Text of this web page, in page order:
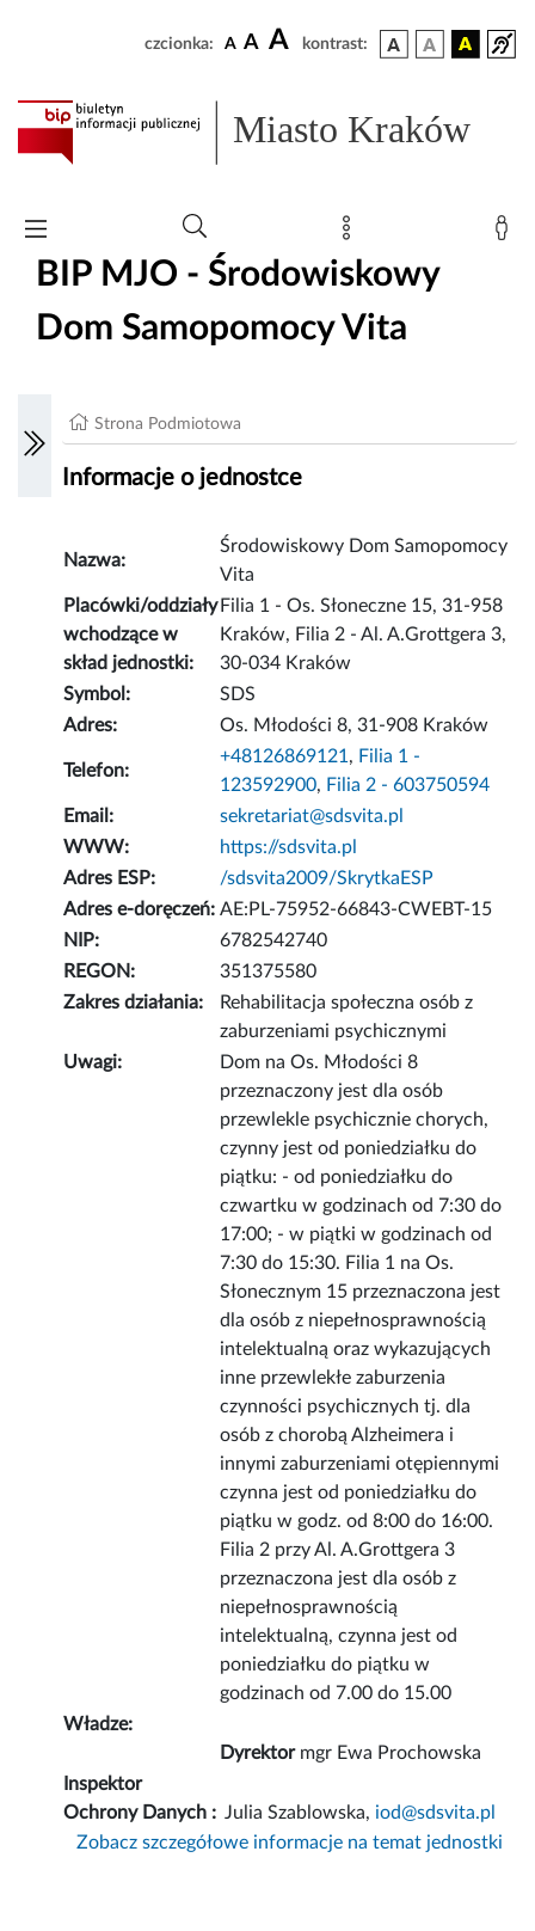
czcionka: A A A kontrast:
Miasto Kraków
BIP MJO - Środowiskowy
Dom Samopomocy Vita
Strona Podmiotowa
Informacje o jednostce
Nazwa:
Środowiskowy Dom Samopomocy
Vita
Placówki/oddziały
wchodzące w
skład jednostki:
Filia 1 - Os. Słoneczne 15, 31-958
Kraków, Filia 2 - Al. A.Grottgera 3,
30-034 Kraków
Symbol:
SDS
Adres:
Os. Młodości 8, 31-908 Kraków
Telefon:
+48126869121, Filia 1 -
123592900, Filia 2 - 603750594
Email:
sekretariat@sdsvita.pl
WWW:
https://sdsvita.pl
Adres ESP:
/sdsvita2009/SkrytkaESP
Adres e-doręczeń: AE:PL-75952-66843-CWEBT-15
NIP:
6782542740
REGON:
351375580
Zakres działania:
Rehabilitacja społeczna osób z
zaburzeniami psychicznymi
Uwagi:
Dom na Os. Młodości 8
przeznaczony jest dla osób
przewlekle psychicznie chorych,
czynny jest od poniedziałku do
piątku: - od poniedziałku do
czwartku w godzinach od 7:30 do
17:00; - w piątki w godzinach od
7:30 do 15:30. Filia 1 na Os.
Słonecznym 15 przeznaczona jest
dla osób z niepełnosprawnością
intelektualną oraz wykazujących
inne przewlekłe zaburzenia
czynności psychicznych tj. dla
osób z chorobą Alzheimera i
innymi zaburzeniami otępiennymi
czynna jest od poniedziałku do
piątku w godz. od 8:00 do 16:00.
Filia 2 przy Al. A.Grottgera 3
przeznaczona jest dla osób z
niepełnosprawnością
intelektualną, czynna jest od
poniedziałku do piątku w
godzinach od 7.00 do 15.00
Władze:
Dyrektormgr Ewa Prochowska
Inspektor
Ochrony Danych : Julia Szablowska, iod@sdsvita.pl
Zobacz szczegółowe informacje na temat jednostki